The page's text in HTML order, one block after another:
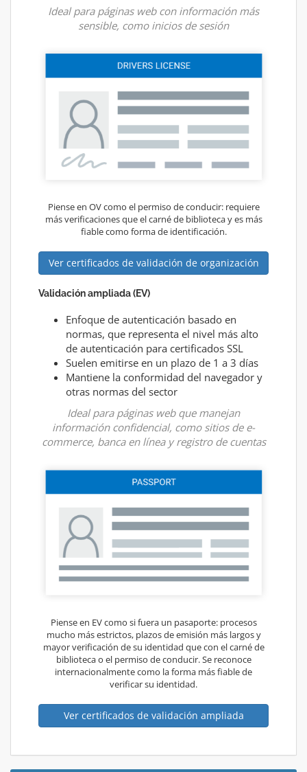
Ideal para páginas web con información más
sensible, como inicios de sesión
Piense en OV como el permiso de conducir: requiere
más verificaciones que el carné de biblioteca y es más
fiable como forma de identificación.
Ver certificados de validación de organización
Validación ampliada (EV)
Enfoque de autenticación basado en
normas, que representa el nivel más alto
de autenticación para certificados SSL
Suelen emitirse en un plazo de 1 a 3 días
Mantiene la conformidad del navegador y
otras normas del sector
Ideal para páginas web que manejan
información confidencial, como sitios de e-
commerce, banca en línea y registro de cuentas
Piense en EV como si fuera un pasaporte: procesos
mucho más estrictos, plazos de emisión más largos y
mayor verificación de su identidad que con el carné de
biblioteca o el permiso de conducir. Se reconoce
internacionalmente como la forma más fiable de
verificar su identidad.
Ver certificados de validación ampliada